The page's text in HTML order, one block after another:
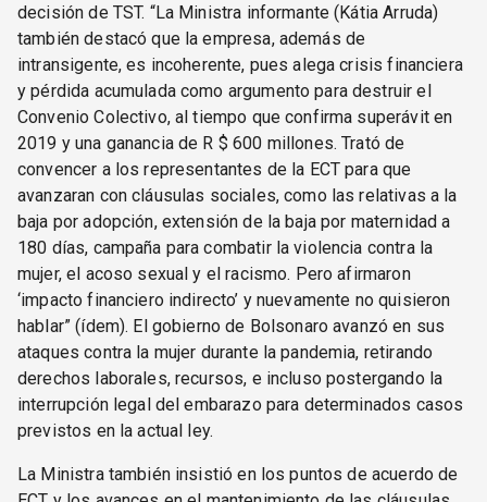
decisión de TST. “La Ministra informante (Kátia Arruda)
también destacó que la empresa, además de
intransigente, es incoherente, pues alega crisis financiera
y pérdida acumulada como argumento para destruir el
Convenio Colectivo, al tiempo que confirma superávit en
2019 y una ganancia de R $ 600 millones. Trató de
convencer a los representantes de la ECT para que
avanzaran con cláusulas sociales, como las relativas a la
baja por adopción, extensión de la baja por maternidad a
180 días, campaña para combatir la violencia contra la
mujer, el acoso sexual y el racismo. Pero afirmaron
‘impacto financiero indirecto’ y nuevamente no quisieron
hablar” (ídem). El gobierno de Bolsonaro avanzó en sus
ataques contra la mujer durante la pandemia, retirando
derechos laborales, recursos, e incluso postergando la
interrupción legal del embarazo para determinados casos
previstos en la actual ley.
La Ministra también insistió en los puntos de acuerdo de